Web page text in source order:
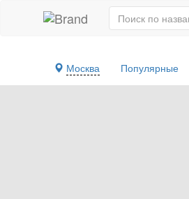
Москва Популярные